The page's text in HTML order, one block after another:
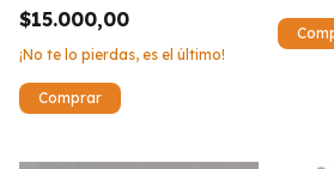
$15.000,00
¡No te lo pierdas, es el último!